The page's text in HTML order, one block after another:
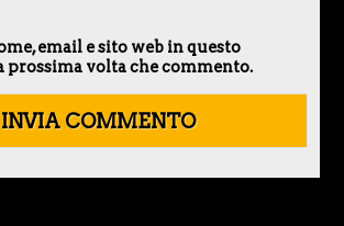
email e sito web in questo
prossima volta che commento.